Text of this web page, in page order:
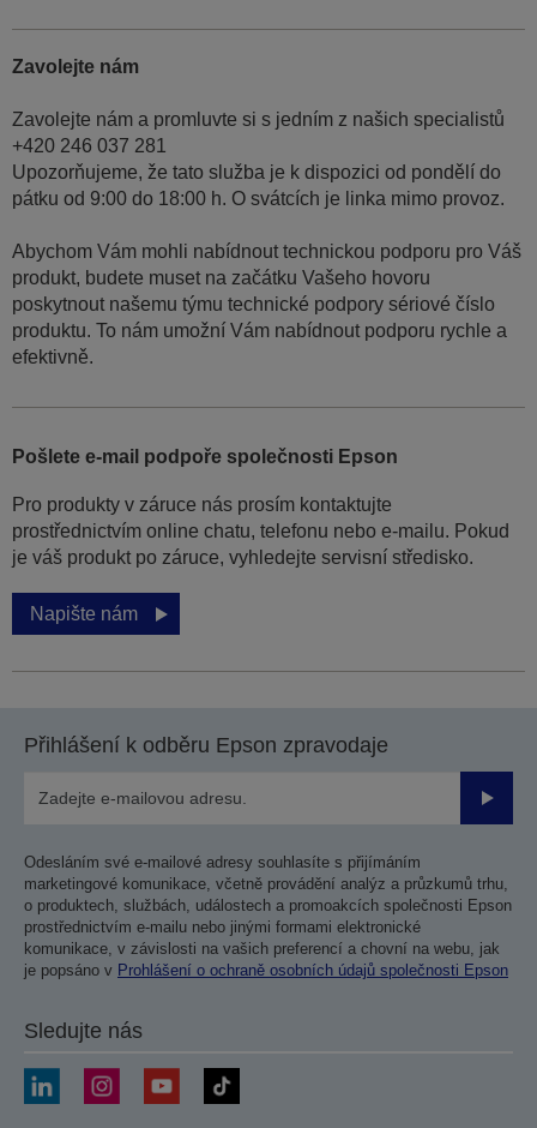
Zavolejte nám
Zavolejte nám a promluvte si s jedním z našich specialistů
+420 246 037 281
Upozorňujeme, že tato služba je k dispozici od pondělí do
pátku od 9:00 do 18:00 h. O svátcích je linka mimo provoz.
Abychom Vám mohli nabídnout technickou podporu pro Váš
produkt, budete muset na začátku Vašeho hovoru
poskytnout našemu týmu technické podpory sériové číslo
produktu. To nám umožní Vám nabídnout podporu rychle a
efektivně.
Pošlete e-mail podpoře společnosti Epson
Pro produkty v záruce nás prosím kontaktujte
prostřednictvím online chatu, telefonu nebo e-mailu. Pokud
je váš produkt po záruce, vyhledejte servisní středisko.
Napište nám
Přihlášení k odběru Epson zpravodaje
Odesláním své e-mailové adresy souhlasíte s přijímáním
marketingové komunikace, včetně provádění analýz a průzkumů trhu,
o produktech, službách, událostech a promoakcích společnosti Epson
prostřednictvím e-mailu nebo jinými formami elektronické
komunikace, v závislosti na vašich preferencí a chovní na webu, jak
je popsáno v Prohlášení o ochraně osobních údajů společnosti Epson
Sledujte nás